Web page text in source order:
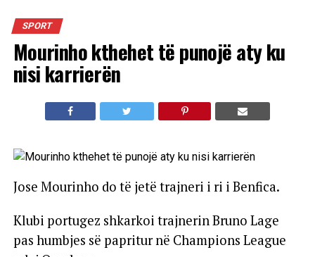
SPORT
Mourinho kthehet të punojë aty ku
nisi karrierën
Jose Mourinho do të jetë trajneri i ri i Benfica.
Klubi portugez shkarkoi trajnerin Bruno Lage
pas humbjes së papritur në Champions League